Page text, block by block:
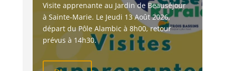
Visite apprenante au Jardin de Beauséjour
à Sainte-Marie. Le Jeudi 13 Août 2026,
départ du Pôle Alambic à 8h00, retour
prévus à 14h30.